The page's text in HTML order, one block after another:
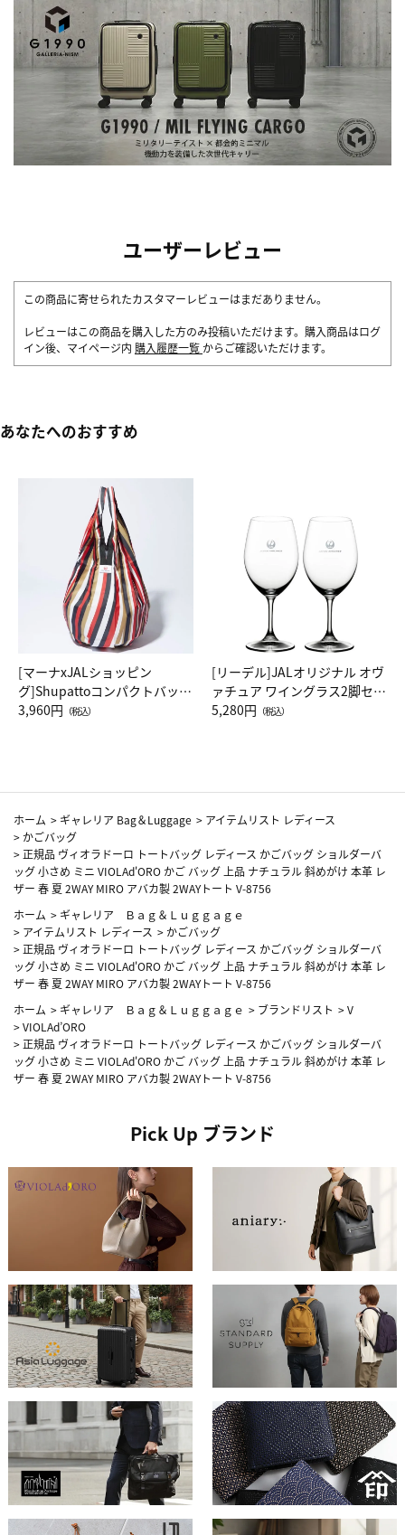
ユーザーレビュー
この商品に寄せられたカスタマーレビューはまだありません。
レビューはこの商品を購入した方のみ投稿いただけます。購入商品はログ
イン後、マイページ内 購入履歴一覧 からご確認いただけます。
あなたへのおすすめ
[マーナxJALショッピン
グ]Shupattoコンパクトバッグ
Drop JAL客室乗務員（LC）ス
3,960円 （税込）
[リーデル]JALオリジナル オヴ
ァチュア ワイングラス2脚セッ
ト（レッドワイン）
5,280円 （税込）
ホーム > ギャレリア Bag＆Luggage > アイテムリスト レディース
> かごバッグ
> 正規品 ヴィオラドーロ トートバッグ レディース かごバッグ ショルダーバ
ッグ 小さめ ミニ VIOLAd'ORO かご バッグ 上品 ナチュラル 斜めがけ 本革 レ
ザー 春 夏 2WAY MIRO アバカ製 2WAYトート V-8756
ホーム > ギャレリア Ｂａｇ＆Ｌｕｇｇａｇｅ
> アイテムリスト レディース > かごバッグ
> 正規品 ヴィオラドーロ トートバッグ レディース かごバッグ ショルダーバ
ッグ 小さめ ミニ VIOLAd'ORO かご バッグ 上品 ナチュラル 斜めがけ 本革 レ
ザー 春 夏 2WAY MIRO アバカ製 2WAYトート V-8756
ホーム > ギャレリア Ｂａｇ＆Ｌｕｇｇａｇｅ > ブランドリスト >V
>VIOLAd’ORO
> 正規品 ヴィオラドーロ トートバッグ レディース かごバッグ ショルダーバ
ッグ 小さめ ミニ VIOLAd'ORO かご バッグ 上品 ナチュラル 斜めがけ 本革 レ
ザー 春 夏 2WAY MIRO アバカ製 2WAYトート V-8756
Pick Up ブランド